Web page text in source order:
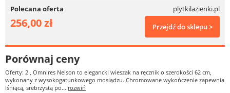
Polecana oferta plytkilazienki.pl
256,00 zł Przejdź do sklepu >
Porównaj ceny
Oferty: 2 , Omnires Nelson to elegancki wieszak na ręcznik o szerokości 62 cm,
wykonany z wysokogatunkowego mosiądzu. Chromowane wykończenie zapewnia
lśniącą, srebrzystą po... rozwiń